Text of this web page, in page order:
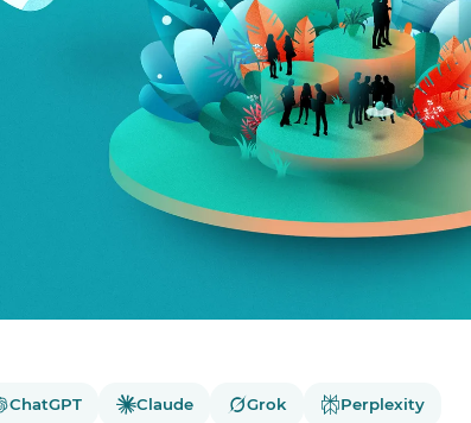
ChatGPT Claude Grok Perplexity